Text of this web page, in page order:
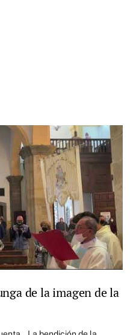
de la imagen de la